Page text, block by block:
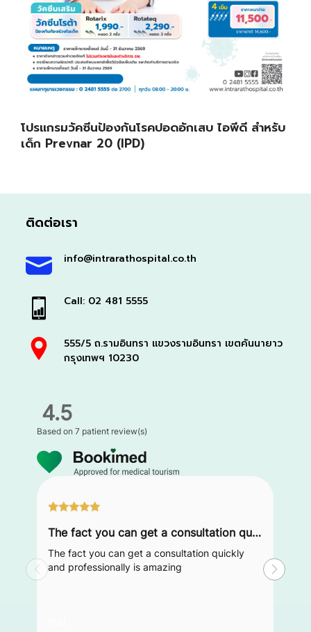
โปรแกรมวัคซีนป้องกันโรคปอดอักเสบ ไอพีดี สำหรับ
เด็ก Prevnar 20 (IPD)
ติดต่อเรา
info@intrarathospital.co.th
Call: 02 481 5555
555/5 ถ.รามอินทรา แขวงรามอินทรา เขตคันนายาว
กรุงเทพฯ 10230
4.5
Based on7 patient review(s)
The fact you can get a consultation quickly and professionally is amazing
The fact you can get a consultation quickly
and professionally is amazing